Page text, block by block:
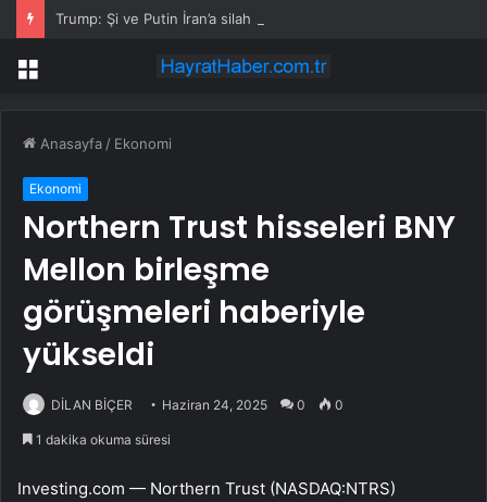
Trump: Şi ve Putin İran’a silah satmayacaklarını söyledi
Menü
Anasayfa / Ekonomi
Ekonomi
Northern Trust hisseleri BNY
Mellon birleşme
görüşmeleri haberiyle
yükseldi
DİLAN BİÇER Haziran 24, 2025 0 0
1 dakika okuma süresi
Investing.com — Northern Trust (NASDAQ:NTRS)